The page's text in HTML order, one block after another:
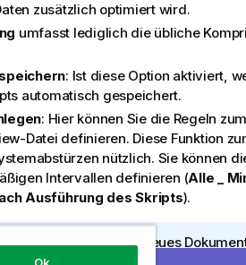
zusätzlich optimiert wird.
umfasst lediglich die übliche
: Ist diese Option aktiviert,
automatisch gespeichert.
: Hier können Sie die Regeln
Datei definieren. Diese Funktion
nützlich. Sie können
Intervallen definieren (Alle _
Ausführung des Skripts).
-Datei für ein neues